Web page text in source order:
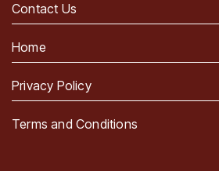
Contact Us
Home
Privacy Policy
Terms and Conditions